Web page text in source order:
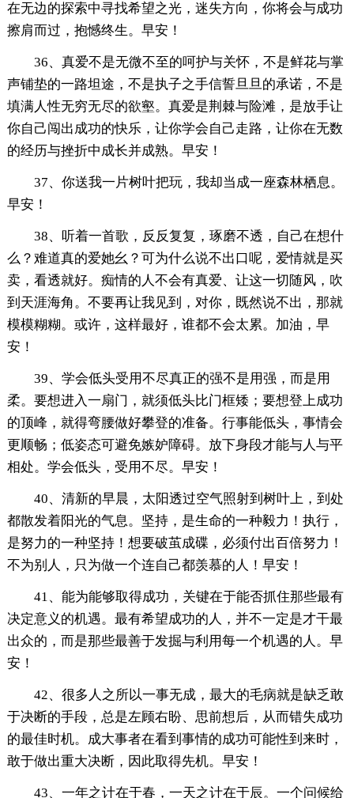
在无边的探索中寻找希望之光，迷失方向，你将会与成功
擦肩而过，抱憾终生。早安！
36、真爱不是无微不至的呵护与关怀，不是鲜花与掌
声铺垫的一路坦途，不是执子之手信誓旦旦的承诺，不是
填满人性无穷无尽的欲壑。真爱是荆棘与险滩，是放手让
你自己闯出成功的快乐，让你学会自己走路，让你在无数
的经历与挫折中成长并成熟。早安！
37、你送我一片树叶把玩，我却当成一座森林栖息。
早安！
38、听着一首歌，反反复复，琢磨不透，自己在想什
么？难道真的爱她幺？可为什么说不出口呢，爱情就是买
卖，看透就好。痴情的人不会有真爱、让这一切随风，吹
到天涯海角。不要再让我见到，对你，既然说不出，那就
模模糊糊。或许，这样最好，谁都不会太累。加油，早
安！
39、学会低头受用不尽真正的强不是用强，而是用
柔。要想进入一扇门，就须低头比门框矮；要想登上成功
的顶峰，就得弯腰做好攀登的准备。行事能低头，事情会
更顺畅；低姿态可避免嫉妒障碍。放下身段才能与人与平
相处。学会低头，受用不尽。早安！
40、清新的早晨，太阳透过空气照射到树叶上，到处
都散发着阳光的气息。坚持，是生命的一种毅力！执行，
是努力的一种坚持！想要破茧成碟，必须付出百倍努力！
不为别人，只为做一个连自己都羡慕的人！早安！
41、能为能够取得成功，关键在于能否抓住那些最有
决定意义的机遇。最有希望成功的人，并不一定是才干最
出众的，而是那些最善于发掘与利用每一个机遇的人。早
安！
42、很多人之所以一事无成，最大的毛病就是缺乏敢
于决断的手段，总是左顾右盼、思前想后，从而错失成功
的最佳时机。成大事者在看到事情的成功可能性到来时，
敢于做出重大决断，因此取得先机。早安！
43、一年之计在于春，一天之计在于辰。一个问候给